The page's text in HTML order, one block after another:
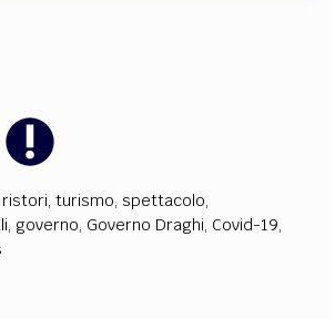
ristori,turismo,spettacolo,
, governo, Governo Draghi, Covid-19,